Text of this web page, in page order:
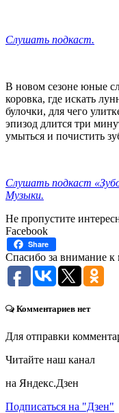
Слушать подкаст.
В новом сезоне юные
коровка, где искать
булочки, для чего
эпизод длится три
умыться и почистить
Слушать подкаст
Музыки.
Не пропустите
Facebook
Share
Спасибо за внимание к
Комментариев нет
Для отправки
Читайте наш канал
на Яндекс.Дзен
Подписаться на "Дзен"